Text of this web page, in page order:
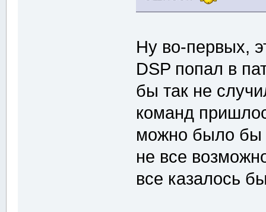
Ну во-первых,
DSP попал в
бы так не
команд
можно было бы
не все
все казалось